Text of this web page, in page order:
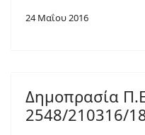
24 Μαΐου 2016
Δημοπρασία
2548/210316/